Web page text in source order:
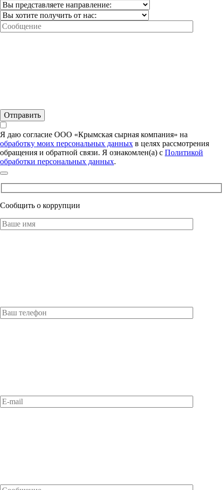
Я даю согласие ООО «Крымская сырная компания» на
обработку моих персональных данных в целях рассмотрения
обращения и обратной связи. Я ознакомлен(а) с Политикой
обработки персональных данных.
Сообщить о коррупции
Оставьте это поле пустым.